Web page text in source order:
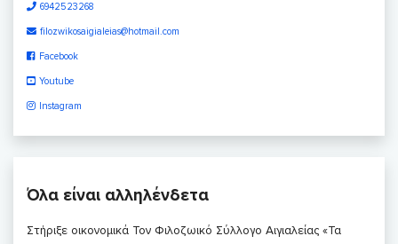
6942523268
filozwikosaigialeias@hotmail.com
Facebook
Youtube
Instagram
Όλα είναι αλληλένδετα
Στήριξε οικονομικά Τον Φιλοζωικό Σύλλογο Αιγιαλείας «Τα